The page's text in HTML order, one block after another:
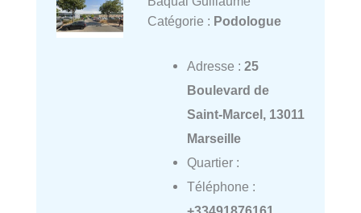
Catégorie : Podologue
Adresse : 25
Boulevard de
Saint-Marcel, 13011
Marseille
Quartier :
Téléphone :